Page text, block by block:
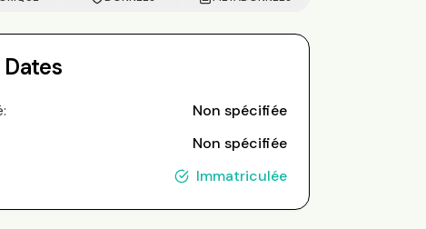
Non spécifiée
Non spécifiée
Immatriculée